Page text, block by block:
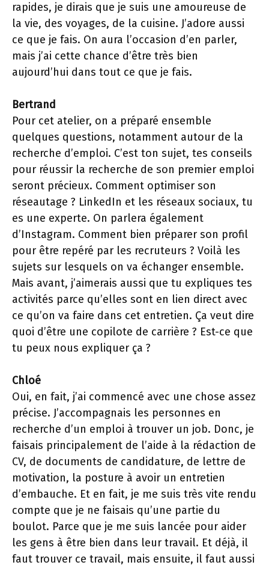
rapides, je dirais que je suis une amoureuse de
la vie, des voyages, de la cuisine. J’adore aussi
ce que je fais. On aura l’occasion d’en parler,
mais j’ai cette chance d’être très bien
aujourd’hui dans tout ce que je fais.
Bertrand
Pour cet atelier, on a préparé ensemble
quelques questions, notamment autour de la
recherche d’emploi. C’est ton sujet, tes conseils
pour réussir la recherche de son premier emploi
seront précieux. Comment optimiser son
réseautage ? LinkedIn et les réseaux sociaux, tu
es une experte. On parlera également
d’Instagram. Comment bien préparer son profil
pour être repéré par les recruteurs ? Voilà les
sujets sur lesquels on va échanger ensemble.
Mais avant, j’aimerais aussi que tu expliques tes
activités parce qu’elles sont en lien direct avec
ce qu’on va faire dans cet entretien. Ça veut dire
quoi d’être une copilote de carrière ? Est-ce que
tu peux nous expliquer ça ?
Chloé
Oui, en fait, j’ai commencé avec une chose assez
précise. J’accompagnais les personnes en
recherche d’un emploi à trouver un job. Donc, je
faisais principalement de l’aide à la rédaction de
CV, de documents de candidature, de lettre de
motivation, la posture à avoir un entretien
d’embauche. Et en fait, je me suis très vite rendu
compte que je ne faisais qu’une partie du
boulot. Parce que je me suis lancée pour aider
les gens à être bien dans leur travail. Et déjà, il
faut trouver ce travail, mais ensuite, il faut aussi